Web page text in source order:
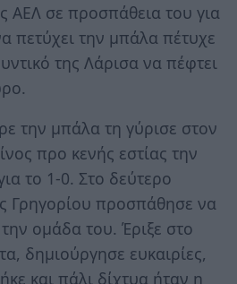
ΑΕΛ σε προσπάθεια του για
πετύχει την μπάλα πέτυχε
της Λάρισα να πέφτει
την μπάλα τη γύρισε στον
προ κενής εστίας την
το 1-0. Στο δεύτερο
Γρηγορίου προσπάθησε να
την ομάδα του. Έριξε στο
δημιούργησε ευκαιρίες,
και πάλι δίχτυα ήταν η